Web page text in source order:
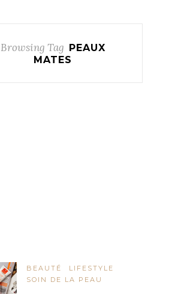
Browsing Tag
PEAUX
MATES
BEAUTÉ
LIFESTYLE
SOIN DE LA PEAU